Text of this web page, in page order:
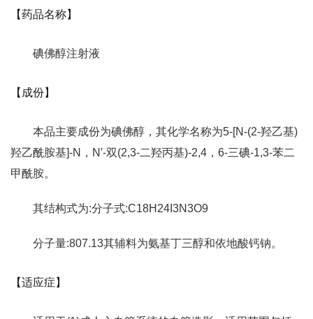
【药品名称】
碘佛醇注射液
【成份】
本品主要成份为碘佛醇，其化学名称为5-[N-(2-羟乙基)
羟乙酰胺基]-N，N′-双(2,3-二羟丙基)-2,4，6-三碘-1,3-苯二
甲酰胺。
其结构式为:分子式:C18H24I3N3O9
分子量:807.13其辅料为氨基丁三醇和依地酸钙钠。
【适应症】